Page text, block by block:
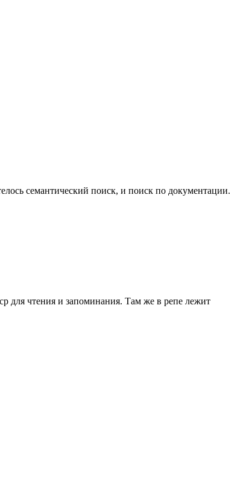
семантический поиск, и поиск по документации.
для чтения и запоминания. Там же в репе лежит